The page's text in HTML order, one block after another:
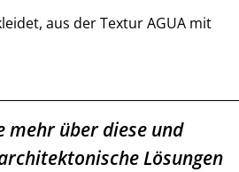
aus der Textur AGUA mit
mehr über diese und
Lösungen